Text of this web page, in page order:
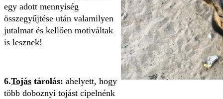
egy adott mennyiség
összegyűjtése után valamilyen
jutalmat és kellően motiváltak
is lesznek!
6.Tojás tárolás: ahelyett, hogy
több doboznyi tojást cipelnénk